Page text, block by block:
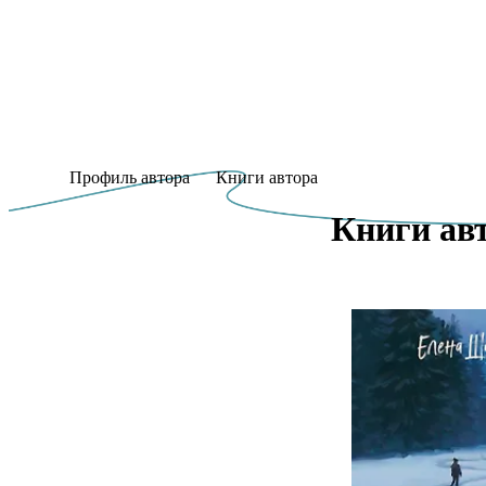
Профиль автора Книги автора
Книги